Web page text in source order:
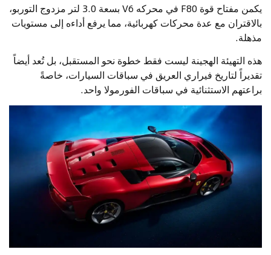
يكمن مفتاح قوة F80 في محركه V6 بسعة 3.0 لتر مزدوج التوربو،
بالاقتران مع عدة محركات كهربائية، مما يرفع أداءه إلى مستويات
مذهلة.
هذه التهيئة الهجينة ليست فقط خطوة نحو المستقبل، بل تُعد أيضاً
تقديراً لتاريخ فيراري العريق في سباقات السيارات، خاصةً
براعتهم الاستثنائية في سباقات الفورمولا واحد.